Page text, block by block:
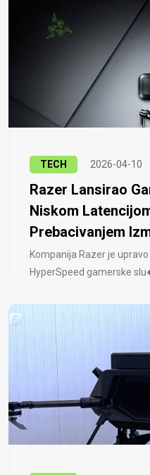
TECH 2026-04-10
Razer Lansirao
Niskom
Prebacivanjem
Kompanija Razer je
HyperSpeed ​​gamerske